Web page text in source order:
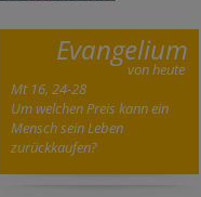
Evangelium
von heute
Mt 16, 24-28
Um welchen Preis kann ein
Mensch sein Leben
zurückkaufen?